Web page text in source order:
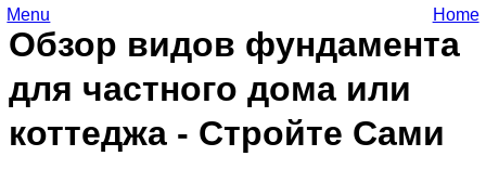
Обзор видов фундамента
для частного дома или
коттеджа - Стройте Сами
Menu Home